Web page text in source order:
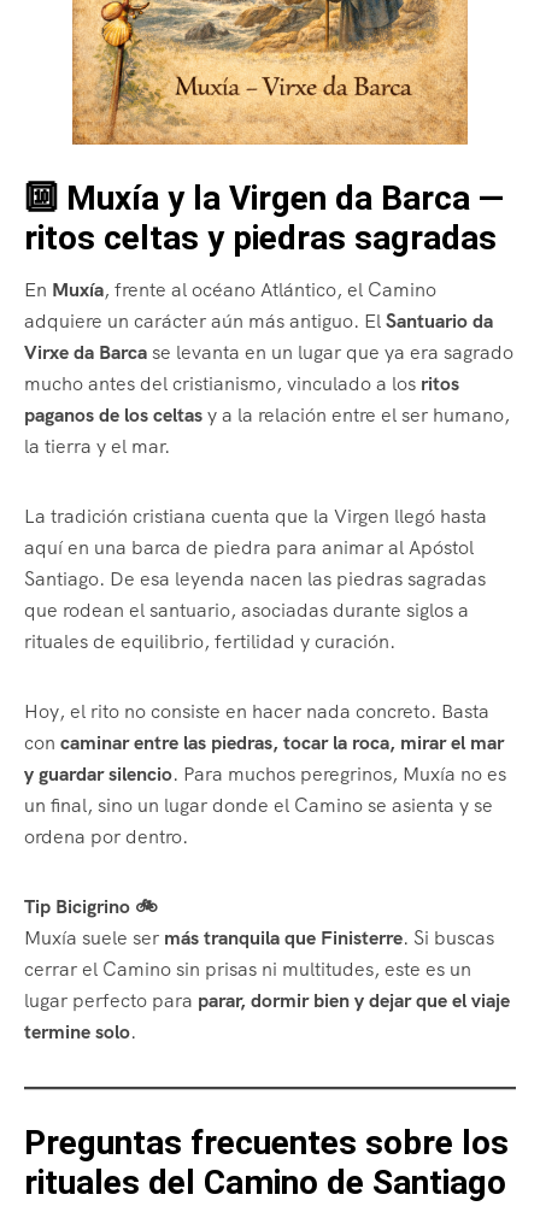
🔟 Muxía y la Virgen da Barca —
ritos celtas y piedras sagradas
En Muxía, frente al océano Atlántico, el Camino
adquiere un carácter aún más antiguo. ElSantuario da
Virxe da Barcase levanta en un lugar que ya era sagrado
mucho antes del cristianismo, vinculado a los ritos
paganos de los celtasy a la relación entre el ser humano,
la tierra y el mar.
La tradición cristiana cuenta que la Virgen llegó hasta
aquí en una barca de piedra para animar al Apóstol
Santiago. De esa leyenda nacen las piedras sagradas
que rodean el santuario, asociadas durante siglos a
rituales de equilibrio, fertilidad y curación.
Hoy, el rito no consiste en hacer nada concreto. Basta
con caminar entre las piedras, tocar la roca, mirar el mar
y guardar silencio. Para muchos peregrinos, Muxía no es
un final, sino un lugar donde el Camino se asienta y se
ordena por dentro.
Tip Bicigrino 🚲
Muxía suele ser más tranquila que Finisterre. Si buscas
cerrar el Camino sin prisas ni multitudes, este es un
lugar perfecto para parar, dormir bien y dejar que el viaje
termine solo.
Preguntas frecuentes sobre los
rituales del Camino de Santiago